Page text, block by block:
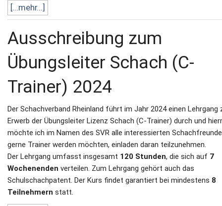
[...mehr...]
Ausschreibung zum
Übungsleiter Schach (C-
Trainer) 2024
Der Schachverband Rheinland führt im Jahr 2024 einen Lehrgang
Erwerb der Übungsleiter Lizenz Schach (C-Trainer) durch und
möchte ich im Namen des SVR alle interessierten
gerne Trainer werden möchten, einladen daran teilzunehmen.
Der Lehrgang umfasst insgesamt 120 Stunden, die sich auf 7
Wochenenden verteilen. Zum Lehrgang gehört auch das
Schulschachpatent. Der Kurs findet garantiert bei mindestens 8
Teilnehmern statt.